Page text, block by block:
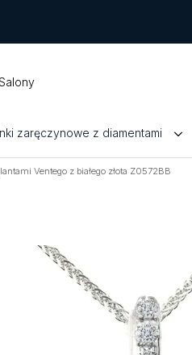
zaręczynowe z diamentami
Ventego z białego złota Z0572BB